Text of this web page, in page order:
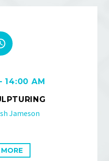
14:00 AM
Jameson